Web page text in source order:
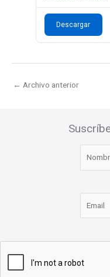
Descargar
← Archivo anterior